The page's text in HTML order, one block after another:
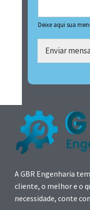
Deixe aqui sua
Enviar
A GBR Engenharia
cliente, o melhor e o
necessidade, conte